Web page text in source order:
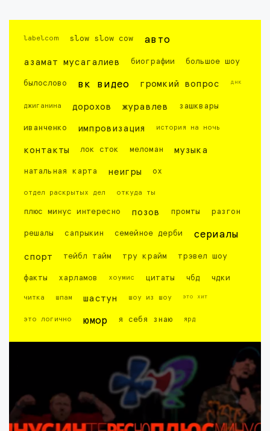
labelcom slow slow cow авто
азамат мусагалиев биографии большое шоу
былослово вк видео громкий вопрос днк
джиганина дорохов журавлев зашквары
иванченко импровизация история на ночь
контакты лок сток меломан музыка
натальная карта неигры ох
отдел раскрытых дел откуда ты
плюс минус интересно позов промты разгон
решалы сапрыкин семейное дерби сериалы
спорт тейбл тайм тру крайм трэвел шоу
факты харламов хоумис цитаты чбд чдки
читка шпам шастун шоу из шоу это хит
это логично юмор я себя знаю ярд